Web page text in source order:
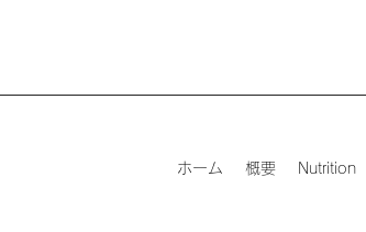
ホーム 概要 Nutrition